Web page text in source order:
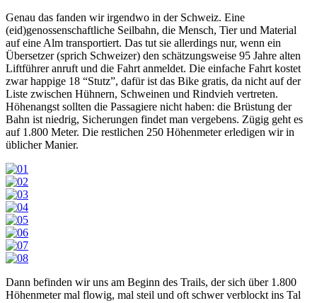
Genau das fanden wir irgendwo in der Schweiz. Eine
(eid)genossenschaftliche Seilbahn, die Mensch, Tier und Material
auf eine Alm transportiert. Das tut sie allerdings nur, wenn ein
Übersetzer (sprich Schweizer) den schätzungsweise 95 Jahre alten
Liftführer anruft und die Fahrt anmeldet. Die einfache Fahrt kostet
zwar happige 18 “Stutz”, dafür ist das Bike gratis, da nicht auf der
Liste zwischen Hühnern, Schweinen und Rindvieh vertreten.
Höhenangst sollten die Passagiere nicht haben: die Brüstung der
Bahn ist niedrig, Sicherungen findet man vergebens. Zügig geht es
auf 1.800 Meter. Die restlichen 250 Höhenmeter erledigen wir in
üblicher Manier.
Dann befinden wir uns am Beginn des Trails, der sich über 1.800
Höhenmeter mal flowig, mal steil und oft schwer verblockt ins Tal